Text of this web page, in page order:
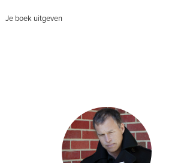
Je boek uitgeven